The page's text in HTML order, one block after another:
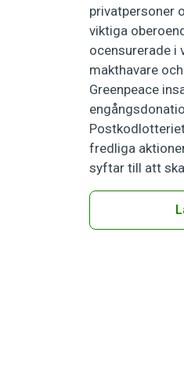
privatpersoner
viktiga
ocensurerade i
makthavare
Greenpeace
fredliga
syftar till att